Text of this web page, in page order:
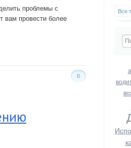
Все
проблемы с
вам провести более
0